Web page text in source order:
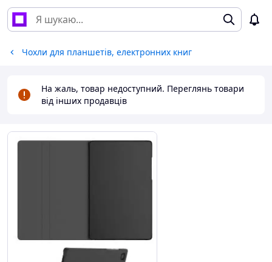
Чохли для планшетів, електронних книг
На жаль, товар недоступний. Переглянь товари
від інших продавців